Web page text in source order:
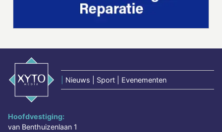
Nieuws | Sport | Evenementen
Hoofdvestiging:
van Benthuizenlaan 1